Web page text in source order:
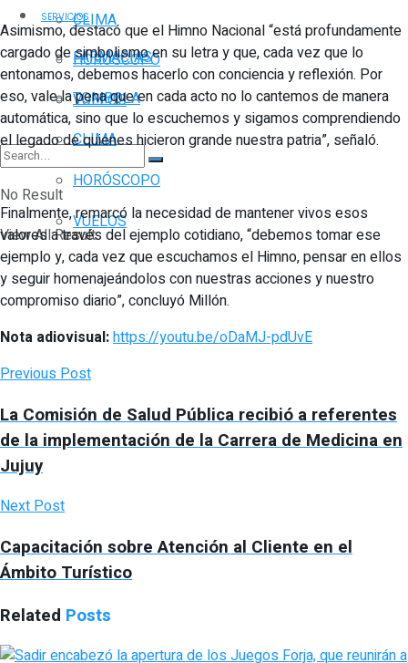
CLIMA
HORÓSCOPO
VUELOS
No Result
View All Result
SERVICIOS
FARMACIAS
TOMBOLA
CLIMA
HORÓSCOPO
VUELOS
Asimismo, destacó que el Himno Nacional “está profundamente
cargado de simbolismo en su letra y que, cada vez que lo
entonamos, debemos hacerlo con conciencia y reflexión. Por
eso, vale la pena que en cada acto no lo cantemos de manera
automática, sino que lo escuchemos y sigamos comprendiendo
el legado de quienes hicieron grande nuestra patria”, señaló.
Finalmente, remarcó la necesidad de mantener vivos esos
valores a través del ejemplo cotidiano, “debemos tomar ese
ejemplo y, cada vez que escuchamos el Himno, pensar en ellos
y seguir homenajeándolos con nuestras acciones y nuestro
compromiso diario”, concluyó Millón.
Nota adiovisual:https://youtu.be/oDaMJ-pdUvE
Previous Post
La Comisión de Salud Pública recibió a referentes
de la implementación de la Carrera de Medicina en
Jujuy
Next Post
Capacitación sobre Atención al Cliente en el
Ámbito Turístico
Related Posts